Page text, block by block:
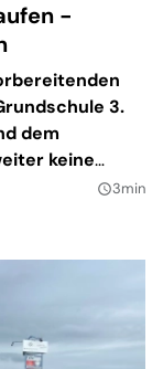
-
3.
dem
keine
query_builder3min